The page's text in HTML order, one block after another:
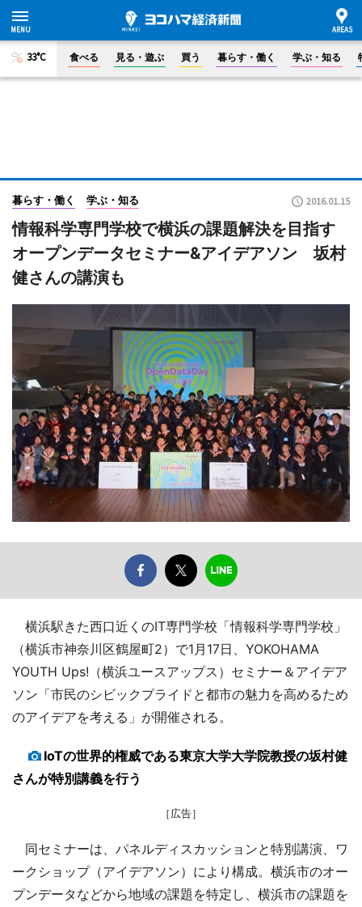
33°C 食べる 見る・遊ぶ 買う 暮らす・働く 学ぶ・知る
暮らす・働く 学ぶ・知る 2016.01.15
情報科学専門学校で横浜の課題解決を目指す
オープンデータセミナー&アイデアソン 坂村
健さんの講演も
横浜駅きた西口近くのIT専門学校「情報科学専門学校」
（横浜市神奈川区鶴屋町2）で1月17日、YOKOHAMA
YOUTH Ups!（横浜ユースアップス）セミナー＆アイデア
ソン「市民のシビックプライドと都市の魅力を高めるため
のアイデアを考える」が開催される。
IoTの世界的権威である東京大学大学院教授の坂村健
さんが特別講義を行う
［広告］
同セミナーは、パネルディスカッションと特別講演、ワ
ークショップ（アイデアソン）により構成。横浜市のオー
プンデータなどから地域の課題を特定し、横浜市の課題を